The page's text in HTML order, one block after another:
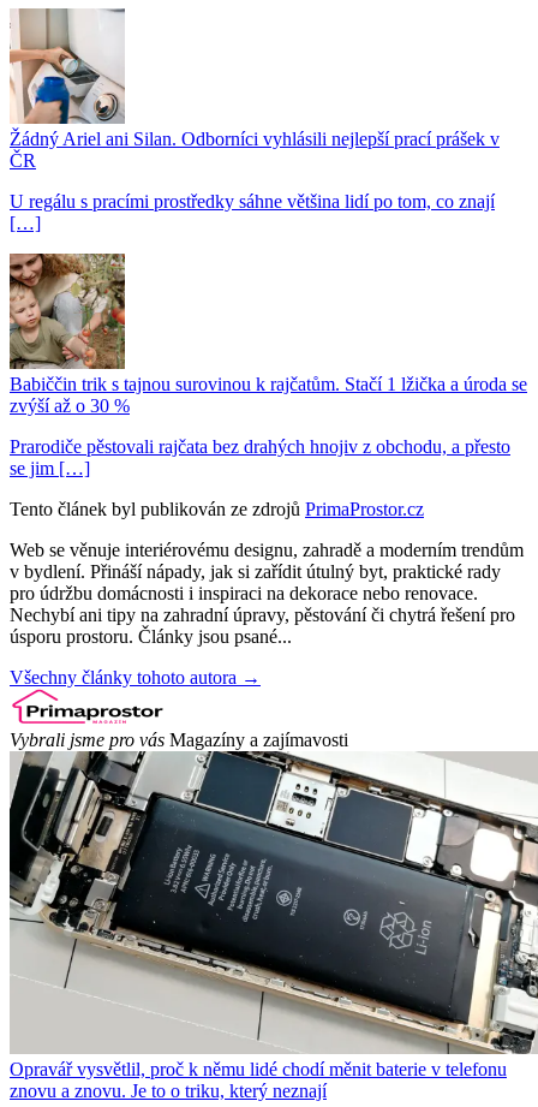
Žádný Ariel ani Silan. Odborníci vyhlásili nejlepší prací prášek v
ČR
U regálu s pracími prostředky sáhne většina lidí po tom, co znají
[…]
Babiččin trik s tajnou surovinou k rajčatům. Stačí 1 lžička a úroda se
zvýší až o 30 %
Prarodiče pěstovali rajčata bez drahých hnojiv z obchodu, a přesto
se jim […]
Tento článek byl publikován ze zdrojů PrimaProstor.cz
Web se věnuje interiérovému designu, zahradě a moderním trendům
v bydlení. Přináší nápady, jak si zařídit útulný byt, praktické rady
pro údržbu domácnosti i inspiraci na dekorace nebo renovace.
Nechybí ani tipy na zahradní úpravy, pěstování či chytrá řešení pro
úsporu prostoru. Články jsou psané...
Všechny články tohoto autora →
Vybrali jsme pro vás Magazíny a zajímavosti
Opravář vysvětlil, proč k němu lidé chodí měnit baterie v telefonu
znovu a znovu. Je to o triku, který neznají